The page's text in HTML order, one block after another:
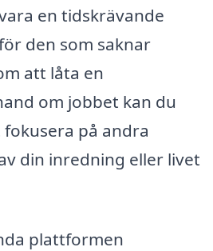
en tidskrävande
den som saknar
att låta en
om jobbet kan du
på andra
din inredning eller livet
plattformen